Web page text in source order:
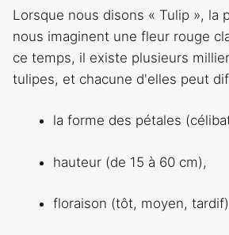
Lorsque nous disons « Tulip », la
nous imaginent une fleur rouge
ce temps, il existe plusieurs
tulipes, et chacune d'elles peut
la forme des pétales
hauteur (de 15 à 60 cm),
floraison (tôt, moyen,